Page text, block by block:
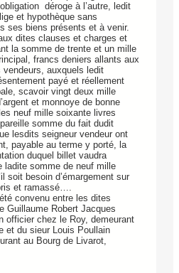
déroge à l’autre, ledit
et hypothèque sans
ses biens présents et à venir.
dites clauses et charges et
la somme de trente et un mille
francs deniers allants aux
auxquels ledit
payé et réellement
scavoir vingt deux mille
et monnoye de bonne
neuf mille soixante livres
somme du fait dudit
lesdits seigneur vendeur ont
payable au terme y porté, la
duquel billet vaudra
ladite somme de neuf mille
soit besoin d’émargement sur
et ramassé….
convenu entre les dites
Guillaume Robert Jacques
officier chez le Roy, demeurant
et du sieur Louis Poullain
au Bourg de Livarot,